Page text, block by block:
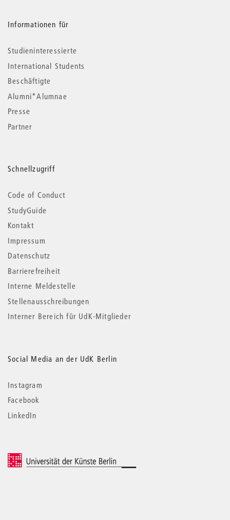
Informationen für
Studieninteressierte
International Students
Beschäftigte
Alumni*Alumnae
Presse
Partner
Schnellzugriff
Code of Conduct
StudyGuide
Kontakt
Impressum
Datenschutz
Barrierefreiheit
Interne Meldestelle
Stellenausschreibungen
Interner Bereich für UdK-Mitglieder
Social Media an der UdK Berlin
Instagram
Facebook
LinkedIn
© 2026 Universität der Künste Berlin